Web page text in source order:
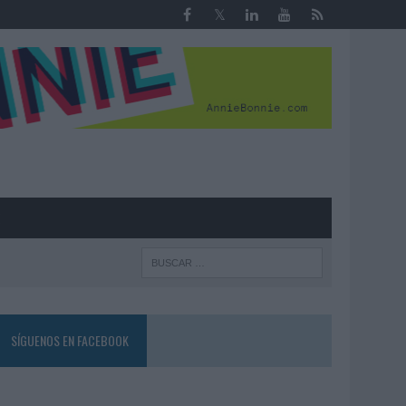
SÍGUENOS EN FACEBOOK